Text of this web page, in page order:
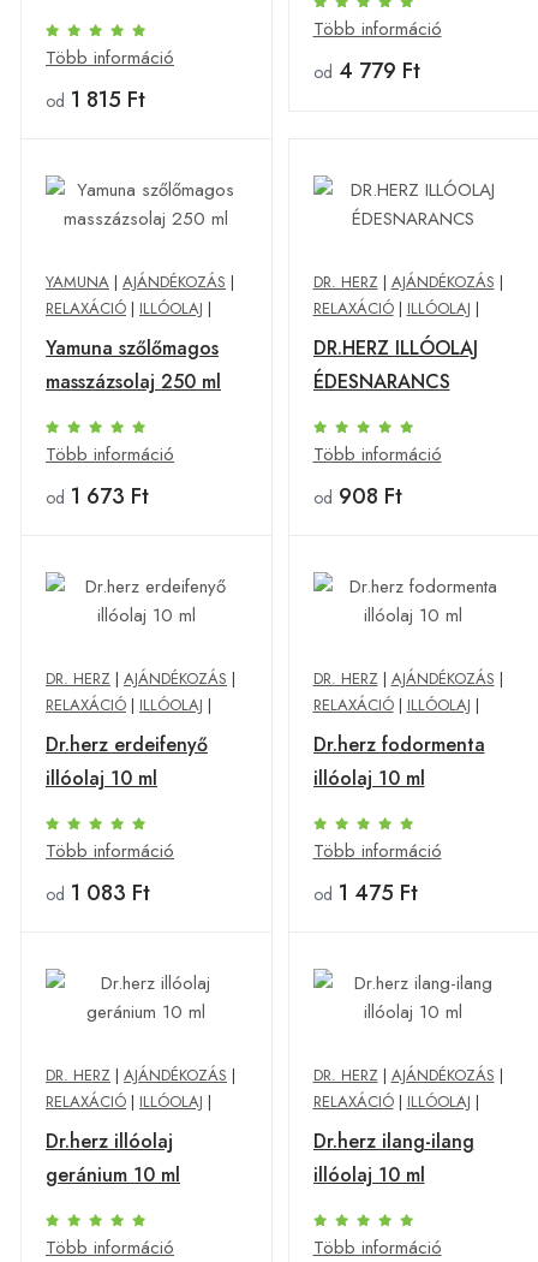
diffúzorhoz 10 db
Több információ
od 1 815 Ft
Több információ
od 4 779 Ft
YAMUNA | AJÁNDÉKOZÁS |
RELAXÁCIÓ | ILLÓOLAJ |
Yamuna szőlőmagos
masszázsolaj 250 ml
Több információ
od 1 673 Ft
DR. HERZ | AJÁNDÉKOZÁS |
RELAXÁCIÓ| ILLÓOLAJ |
DR.HERZ ILLÓOLAJ
ÉDESNARANCS
Több információ
od 908 Ft
DR. HERZ | AJÁNDÉKOZÁS |
RELAXÁCIÓ | ILLÓOLAJ |
Dr.herz erdeifenyő
illóolaj 10 ml
Több információ
od 1 083 Ft
DR. HERZ | AJÁNDÉKOZÁS |
RELAXÁCIÓ| ILLÓOLAJ |
Dr.herz fodormenta
illóolaj 10 ml
Több információ
od 1 475 Ft
DR. HERZ | AJÁNDÉKOZÁS |
RELAXÁCIÓ | ILLÓOLAJ |
Dr.herz illóolaj
geránium 10 ml
Több információ
DR. HERZ | AJÁNDÉKOZÁS |
RELAXÁCIÓ| ILLÓOLAJ |
Dr.herz ilang-ilang
illóolaj 10 ml
Több információ